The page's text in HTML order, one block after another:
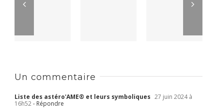
Un commentaire
Liste des astéro'AME® et leurs symboliques 27 juin 2024 à
16h52- Répondre